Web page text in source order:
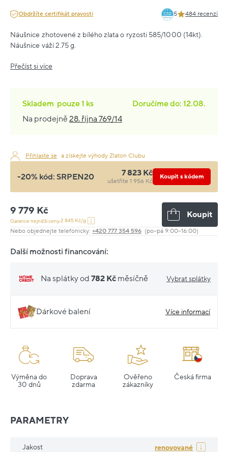
Obdržíte certifikát pravosti 5 484 recenzí
Náušnice zhotovené z bílého zlata o ryzosti 585/1000 (14kt).
Náušnice váží 2.75 g.
Přečíst si více
Skladem pouze1 ks
Doručíme do: 12.08.
Na prodejně28. října 769/14
Přihlaste se a získejte výhody Zlaton Clubu
-20% kód: SRPEN20 7 823 Kč
ušetříte 1 956 Kč
Koupit s kódem
9 779 Kč
Garance nejnižší ceny:2 845 Kč/g
Koupit
Nebo objednejte telefonicky: +420 777 354 596 (po–pá 9:00–16:00)
Další možnosti financování:
Na splátky od 782 Kč měsíčně Vybrat splátky
Dárkové balení Více informací
Výměna do
30 dnů
Doprava
zdarma
Ověřeno
zákazníky
Česká firma
PARAMETRY
Jakost renovované